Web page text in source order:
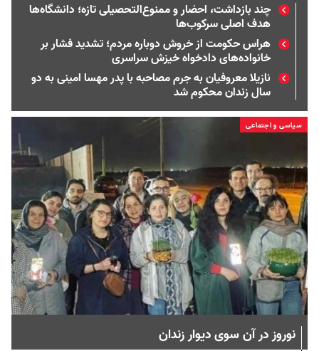
چند بازداشت، احضار و ممنوع‌التحصیلی تازه؛ دانشگاه‌ها
هدف اصلی سرکوب‌ها
هراس حکومت از خروش دوباره مردم؛ تشدید فشار بر
خانواده‌های دادخواه خیزش سراسری
نازیلا معروفیان به جرم مصاحبه با پدر مهسا امینی به دو
سال زندان محکوم شد
سیاسی و اجتماعی
نوروز در آن سوی دیوار زندان